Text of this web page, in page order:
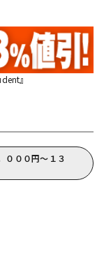
』
００円～１３